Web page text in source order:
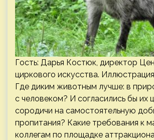
Гость: Дарья Костюк, директор
циркового искусства.
Где диким животным лучше: в
с человеком? И согласились бы их
сородичи на самостоятельную
пропитания? Какие требования к
коллегам по площадке